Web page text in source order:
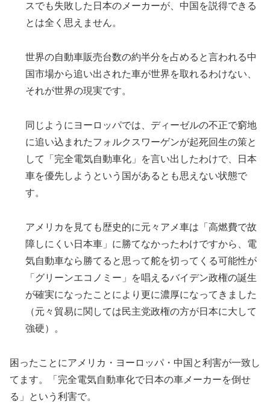
スでも失敗した日本のメーカーが、中国を説得できる
とは全く思えません。
世界の自動車販売台数の約半分を占めると言われる中
国市場から追い出された車が世界を取れるわけない、
それが世界の現実です。
同じようにヨーロッパでは、ディーゼルの不正で窮地
に追い込まれたフォルクスワーゲンが起死回生の策と
して「完全電気自動車化」を言い出したわけで、日本
車を優先しようという国があるとも思えない状態で
す。
アメリカを見ても歴史的に元々アメ車は「高燃費で故
障しにくい日本車」に勝てなかったわけですから、電
気自動車なら勝てると思って舵を切ってくる可能性が
「グリーンエコノミー」を唱えるバイデン政権の誕生
が確実になったことにより更に濃厚になってきました
（元々貿易に関しては民主党政権の方が日本に大して
強硬）。
困ったことにアメリカ・ヨーロッパ・中国と利害が一致し
てます。「完全電気自動車化で日本の車メーカーを倒せ
る」という利害で。